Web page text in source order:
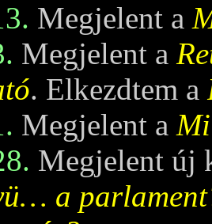
Megjelent a
Megjelent a
. Elkezdtem a
Megjelent a
Megjelent új
a